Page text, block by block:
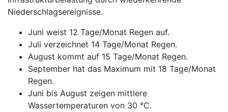
Niederschlagsereignisse.
Juni weist 12 Tage/Monat Regen auf.
Juli verzeichnet 14 Tage/Monat Regen.
August kommt auf 15 Tage/Monat Regen.
September hat das Maximum mit 18 Tage/Monat
Regen.
Juni bis August zeigen mittlere
Wassertemperaturen von 30 °C.